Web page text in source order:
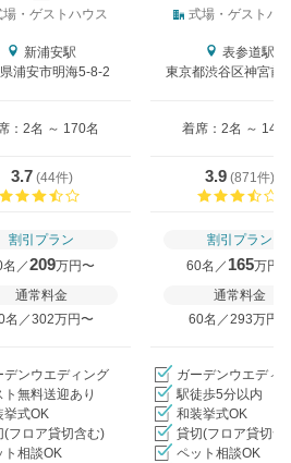
場・ゲストハウス 式場・ゲストハ
新浦安駅
浦安市明海5-8-2
表参道駅
東京都渋谷区神宮前
：2名 ～ 170名 着席：2名 ～ 140
3.7(44件)
3.9 (871件)
割引プラン
／209万円〜
通常料金
名／302万円〜
割引プラン
60名／ 165万円
通常料金
60名／293万円〜
デンウエディング
ト無料送迎あり
挙式OK
(フロア貸切含む)
ト相談OK
ガーデンウエディ
駅徒歩5分以内
和装挙式OK
貸切(フロア貸切含
ペット相談OK